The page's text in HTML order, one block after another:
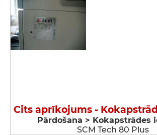
Cits aprīkojums -
Pārdošana > Kokapstrādes
SCM Tech 80 Plus